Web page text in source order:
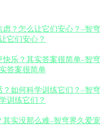
它们安心？
答案很简单
训练它们？